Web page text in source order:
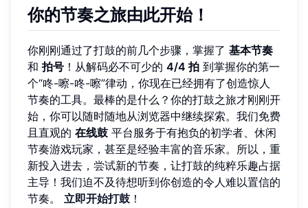
你的节奏之旅由此开始！
你刚刚通过了打鼓的前几个步骤，掌握了 基本节奏
和 拍号 ！从解码必不可少的 4/4 拍 到掌握你的第一
个“咚-嚓-咚-嚓”律动，你现在已经拥有了创造惊人
节奏的工具。最棒的是什么？你的打鼓之旅才刚刚开
始，你可以随时随地从浏览器中继续探索。我们免费
且直观的 在线鼓 平台服务于有抱负的初学者、休闲
节奏游戏玩家，甚至是经验丰富的音乐家。所以，重
新投入进去，尝试新的节奏，让打鼓的纯粹乐趣占据
主导！我们迫不及待想听到你创造的令人难以置信的
节奏。 立即开始打鼓 ！